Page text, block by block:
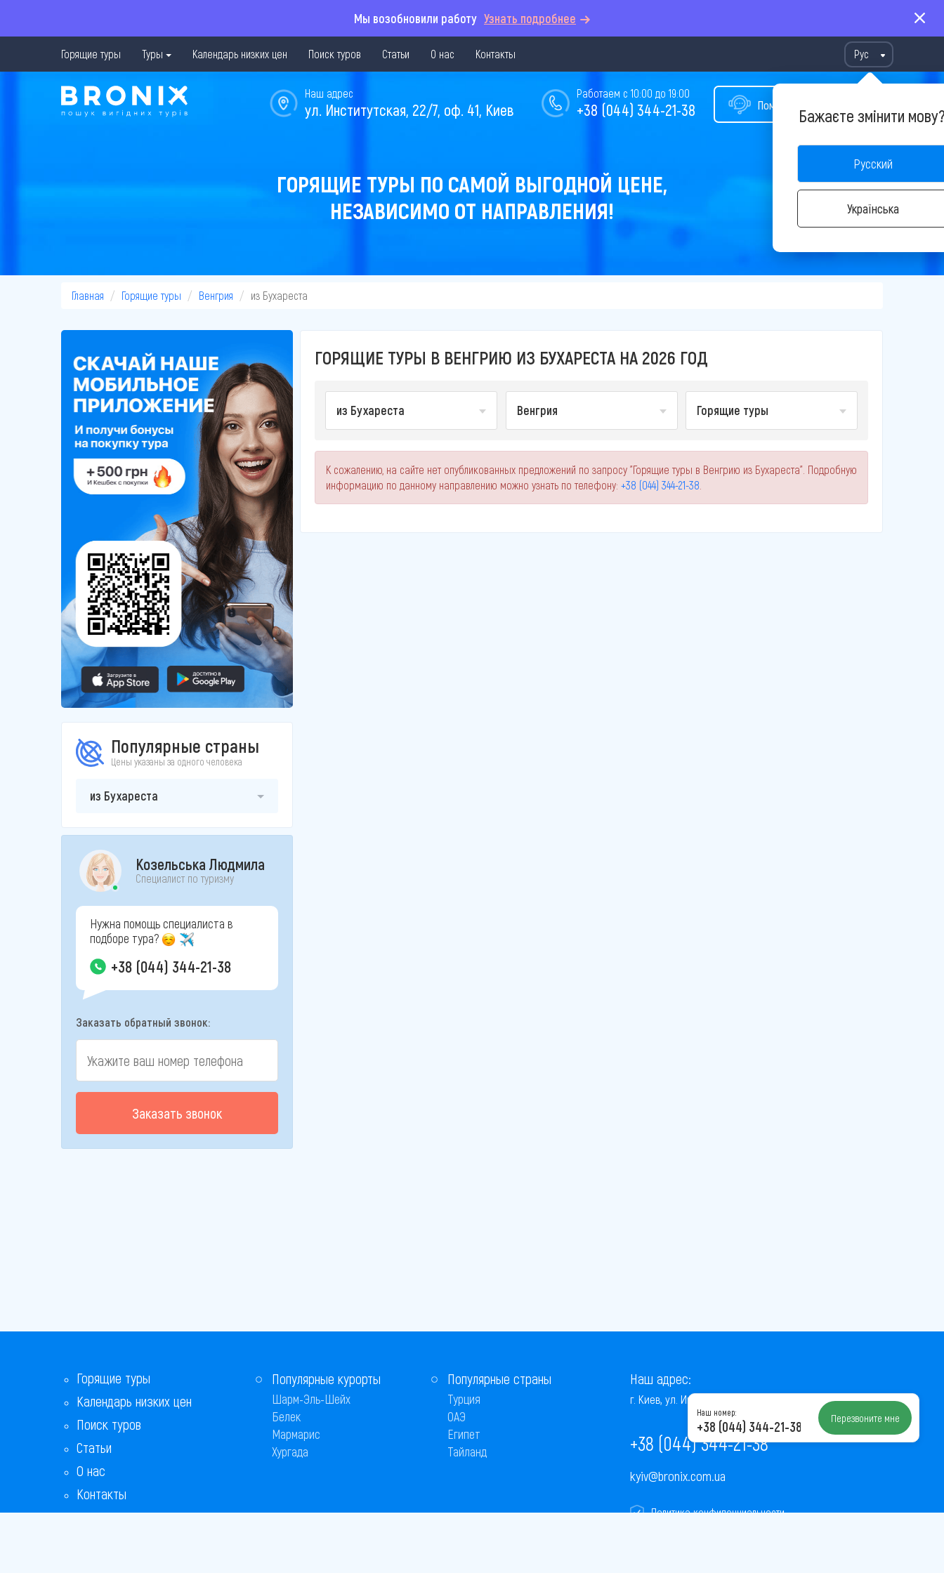
Мы возобновили работу Узнать подробнее
Горящие туры Туры Календарь низких цен Поиск туров Статьи О нас Контакты Рус
Бажаєте змінити
Русский
Українська
Помощь в подборе тура
Работаем с 10:00 до 19:00
+38 (044) 344-21-38
Наш адрес
ул. Институтская, 22/7, оф. 41, Киев
ГОРЯЩИЕ ТУРЫ ПО САМОЙ ВЫГОДНОЙ ЦЕНЕ,
НЕЗАВИСИМО ОТ НАПРАВЛЕНИЯ!
Главная Горящие туры Венгрия из Бухареста
Популярные страны
Цены указаны за одного человека
из Бухареста
Козельська Людмила
Специалист по туризму
Нужна помощь специалиста в
подборе тура?
+38 (044) 344-21-38
Заказать обратный звонок:
Заказать звонок
ГОРЯЩИЕ ТУРЫ В ВЕНГРИЮ ИЗ БУХАРЕСТА НА 2026 ГОД
из Бухареста Венгрия Горящие туры
К сожалению, на сайте нет опубликованных предложений по запросу "Горящие туры в Венгрию из Бухареста". Подробную
информацию по данному направлению можно узнать по телефону: +38 (044) 344-21-38
Горящие туры
Календарь низких цен
Поиск туров
Статьи
О нас
Контакты
Бонусная программа
Популярные курорты
Шарм-Эль-Шейх
Белек
Мармарис
Хургада
Популярные страны
Турция
ОАЭ
Египет
Тайланд
Наш адрес:
г. Киев, ул. Институтская, 22/7, оф. 41
+38 (044) 344-21-38
kyiv@bronix.com.ua
Политика конфиденциальности
Наш номер:
+38 (044) 344-21-38 Перезвоните мне